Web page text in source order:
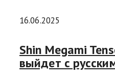
16.06.2025
Shin Megami
выйдет с